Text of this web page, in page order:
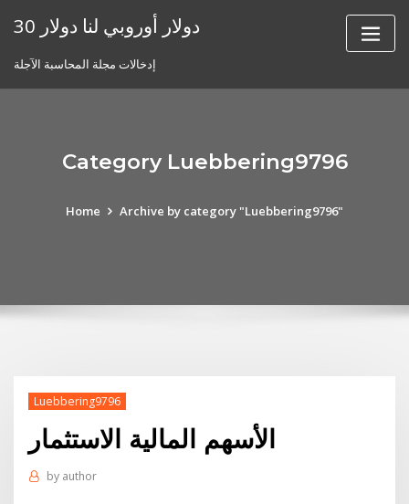
30 دولار أوروبي لنا دولار
إدخالات مجلة المحاسبة الآجلة
Category Luebbering9796
Home Archive by category "Luebbering9796"
Luebbering9796
الأسهم المالية الاستثمار
by author